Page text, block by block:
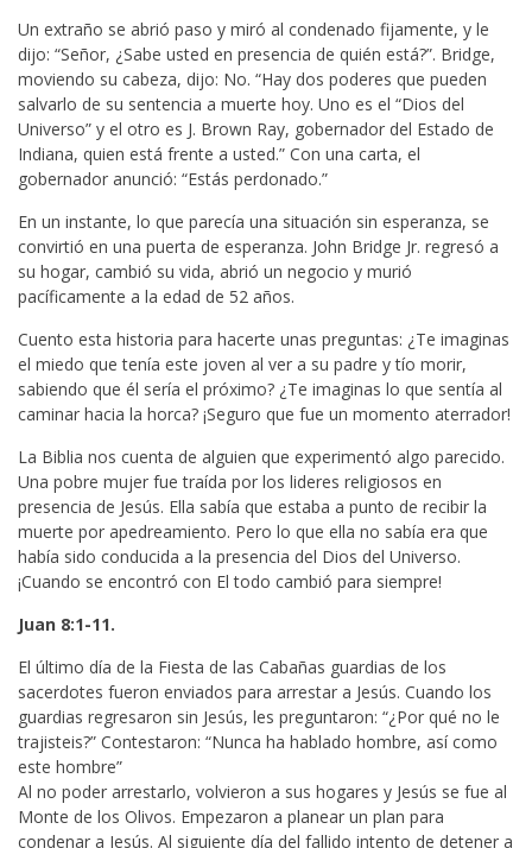
Un extraño se abrió paso y miró al condenado fijamente, y le
dijo: “Señor, ¿Sabe usted en presencia de quién está?”. Bridge,
moviendo su cabeza, dijo: No. “Hay dos poderes que pueden
salvarlo de su sentencia a muerte hoy. Uno es el “Dios del
Universo” y el otro es J. Brown Ray, gobernador del Estado de
Indiana, quien está frente a usted.” Con una carta, el
gobernador anunció: “Estás perdonado.”
En un instante, lo que parecía una situación sin esperanza, se
convirtió en una puerta de esperanza. John Bridge Jr. regresó a
su hogar, cambió su vida, abrió un negocio y murió
pacíficamente a la edad de 52 años.
Cuento esta historia para hacerte unas preguntas: ¿Te imaginas
el miedo que tenía este joven al ver a su padre y tío morir,
sabiendo que él sería el próximo? ¿Te imaginas lo que sentía al
caminar hacia la horca? ¡Seguro que fue un momento aterrador!
La Biblia nos cuenta de alguien que experimentó algo parecido.
Una pobre mujer fue traída por los lideres religiosos en
presencia de Jesús. Ella sabía que estaba a punto de recibir la
muerte por apedreamiento. Pero lo que ella no sabía era que
había sido conducida a la presencia del Dios del Universo.
¡Cuando se encontró con El todo cambió para siempre!
Juan 8:1-11.
El último día de la Fiesta de las Cabañas guardias de los
sacerdotes fueron enviados para arrestar a Jesús. Cuando los
guardias regresaron sin Jesús, les preguntaron: “¿Por qué no le
trajisteis?” Contestaron: “Nunca ha hablado hombre, así como
este hombre”
Al no poder arrestarlo, volvieron a sus hogares y Jesús se fue al
Monte de los Olivos. Empezaron a planear un plan para
condenar a Jesús. Al siguiente día del fallido intento de detener a